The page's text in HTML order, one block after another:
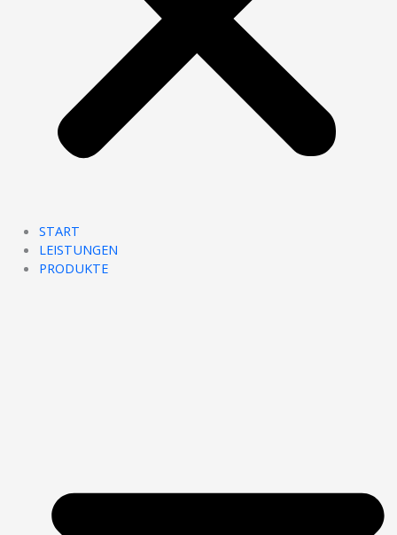
START
LEISTUNGEN
PRODUKTE